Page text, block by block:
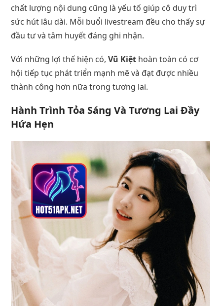
chất lượng nội dung cũng là yếu tố giúp cô duy trì
sức hút lâu dài. Mỗi buổi livestream đều cho thấy sự
đầu tư và tâm huyết đáng ghi nhận.
Với những lợi thế hiện có,Vũ Kiệt hoàn toàn có cơ
hội tiếp tục phát triển mạnh mẽ và đạt được nhiều
thành công hơn nữa trong tương lai.
Hành Trình Tỏa Sáng Và Tương Lai Đầy
Hứa Hẹn